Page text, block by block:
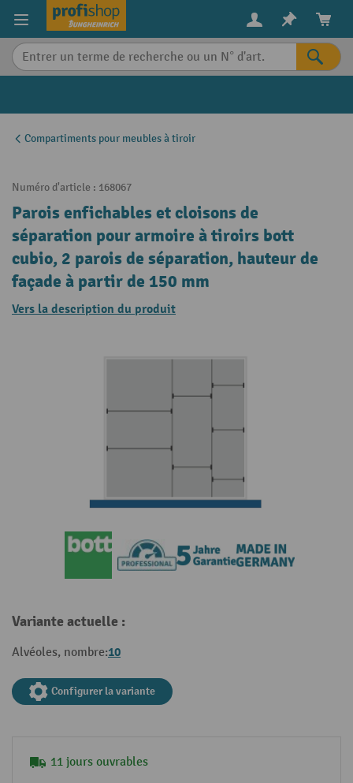
content
Compartiments pour meubles à tiroir
Numéro d'article : 168067
Parois enfichables et cloisons de
séparation pour armoire à tiroirs bott
cubio, 2 parois de séparation, hauteur de
façade à partir de 150 mm
Vers la description du produit
Variante actuelle :
Alvéoles, nombre:10
Configurer la variante
11 jours ouvrables